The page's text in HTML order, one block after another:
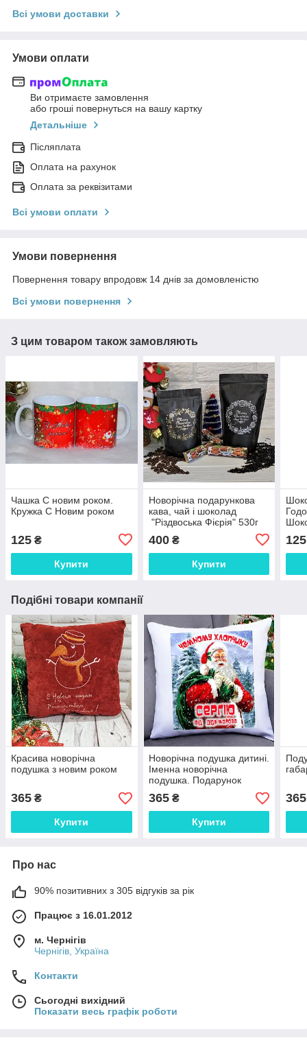
Всі умови доставки
Умови оплати
Ви отримаєте замовлення
або гроші повернуться на вашу картку
Детальніше
Післяплата
Оплата на рахунок
Оплата за реквізитами
Всі умови оплати
Умови повернення
Повернення товару впродовж 14 днів за домовленістю
Всі умови повернення
З цим товаром також замовляють
Чашка С новим роком.
Кружка С Новим роком
125 ₴
Купити
Новорічна подарункова
кава, чай і шоколад
"Різдвоська Фієрія" 530г
400₴
Купити
125
Подібні товари компанії
Красива новорічна
подушка з новим роком
365 ₴
Купити
Новорічна подушка дитині.
Іменна новорічна
подушка. Подарунок
дитині на новий рік.
новогодняя детская
подушка
365₴
Купити
365
Про нас
90% позитивних з 305 відгуків за рік
Працює з 16.01.2012
м. Чернігів
Чернігів, Україна
Контакти
Сьогодні вихідний
Показати весь графік роботи